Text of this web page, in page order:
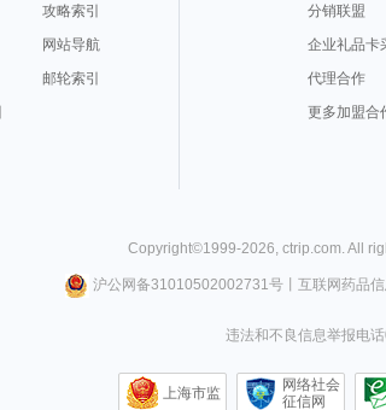
攻略索引
网站导航
邮轮索引
分销联盟
企业礼品卡
代理合作
更多加盟合
Copyright©1999-2026, ctrip.com. All
沪公网备31010502002731号丨 互联网药品
违法和不良信息举报电
上海市监
网络社会
征信网